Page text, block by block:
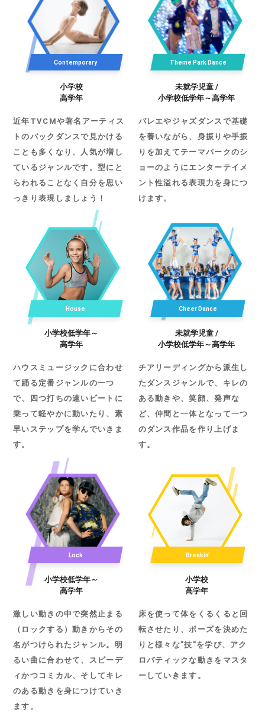
Contemporary
小学校
高学年
近年TVCMや著名アーティス
トのバックダンスで見かける
ことも多くなり、人気が増し
ているジャンルです。型にと
らわれることなく自分を思い
っきり表現しましょう！
Theme Park Dance
未就学児童 /
小学校低学年～高学年
バレエやジャズダンスで基礎
を養いながら、身振りや手振
りを加えてテーマパークのシ
ョーのようにエンターテイメ
ント性溢れる表現力を身につ
けます。
House
小学校低学年～
高学年
ハウスミュージックに合わせ
て踊る定番ジャンルの一つ
で、四つ打ちの速いビートに
乗って軽やかに動いたり、素
早いステップを学んでいきま
す。
Cheer Dance
未就学児童 /
小学校低学年～高学年
チアリーディングから派生し
たダンスジャンルで、キレの
ある動きや、笑顔、発声な
ど、仲間と一体となって一つ
のダンス作品を作り上げま
す。
Lock
小学校低学年～
高学年
激しい動きの中で突然止まる
（ロックする）動きからその
名がつけられたジャンル。明
るい曲に合わせて、スピーデ
ィかつコミカル、そしてキレ
のある動きを身につけていき
ます。
Breakin’
小学校
高学年
床を使って体をくるくると回
転させたり、ポーズを決めた
りと様々な"技"を学び、アク
ロバティックな動きをマスタ
ーしていきます。